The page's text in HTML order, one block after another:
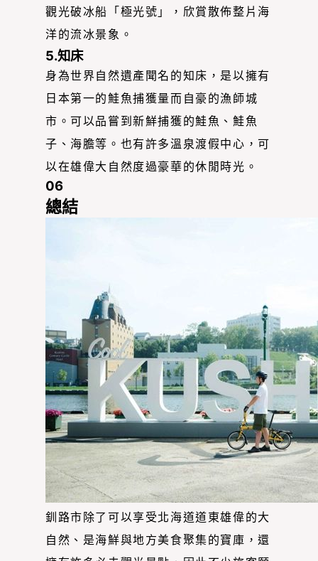
觀光破冰船「極光號」，欣賞散佈整片海
洋的流冰景象。
5.知床
身為世界自然遺產聞名的知床，是以擁有
日本第一的鮭魚捕獲量而自豪的漁師城
市。可以品嘗到新鮮捕獲的鮭魚、鮭魚
子、海膽等。也有許多溫泉渡假中心，可
以在雄偉大自然度過豪華的休閒時光。
06
總結
釧路市除了可以享受北海道道東雄偉的大
自然、是海鮮與地方美食聚集的寶庫，還